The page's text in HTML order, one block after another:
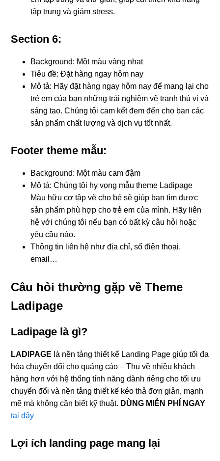
tập trung và giảm stress.
Section 6:
Background: Một màu vàng nhạt
Tiêu đề: Đặt hàng ngay hôm nay
Mô tả: Hãy đặt hàng ngay hôm nay để mang lại cho
trẻ em của bạn những trải nghiệm vẽ tranh thú vị và
sáng tạo. Chúng tôi cam kết đem đến cho bạn các
sản phẩm chất lượng và dịch vụ tốt nhất.
Footer theme mẫu:
Background: Một màu cam đậm
Mô tả: Chúng tôi hy vọng mẫu theme Ladipage
Màu hữu cơ tập vẽ cho bé sẽ giúp bạn tìm được
sản phẩm phù hợp cho trẻ em của mình. Hãy liên
hệ với chúng tôi nếu bạn có bất kỳ câu hỏi hoặc
yêu cầu nào.
Thông tin liên hệ như địa chỉ, số điện thoại,
email…
Câu hỏi thường gặp về Theme
Ladipage
Ladipage là gì?
LADIPAGE là nền tảng thiết kế Landing Page giúp tối đa
hóa chuyển đổi cho quảng cáo – Thu về nhiều khách
hàng hơn với hệ thống tính năng dành riêng cho tối ưu
chuyển đổi và nền tảng thiết kế kéo thả đơn giản, mạnh
mẽ mà không cần biết kỹ thuật. DÙNG MIỄN PHÍ NGAY
tại đây
Lợi ích landing page mang lại